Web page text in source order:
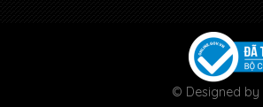
© Designed by